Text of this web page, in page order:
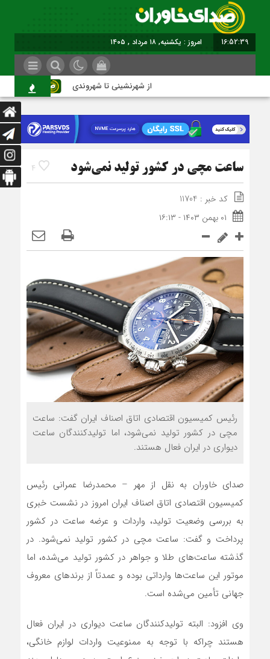
16:52:39 امروز : یکشنبه, ۱۸ مرداد , ۱۴۰۵
از شهرنشینی تا شهروندی
4 ساعت مچی در کشور تولید نمی‌شود
کد خبر : 11704
۰۱ بهمن ۱۴۰۳ - ۱۶:۱۳
رئیس کمیسیون اقتصادی اتاق اصناف ایران گفت: ساعت
مچی در کشور تولید نمی‌شود، اما تولیدکنندگان ساعت
دیواری در ایران فعال هستند.
صدای خاوران به نقل از مهر – محمدرضا عمرانی رئیس
کمیسیون اقتصادی اتاق اصناف ایران امروز در نشست خبری
به بررسی وضعیت تولید، واردات و عرضه ساعت در کشور
پرداخت و گفت: ساعت مچی در کشور تولید نمی‌شود. در
گذشته ساعت‌های طلا و جواهر در کشور تولید می‌شده، اما
موتور این ساعت‌ها وارداتی بوده و عمدتاً از برندهای معروف
جهانی تأمین می‌شده است.
وی افزود: البته تولیدکنندگان ساعت دیواری در ایران فعال
هستند چراکه با توجه به ممنوعیت واردات لوازم خانگی،